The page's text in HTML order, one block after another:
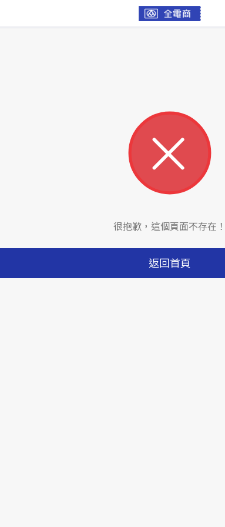
很抱歉，這個頁面不存在！
返回首頁